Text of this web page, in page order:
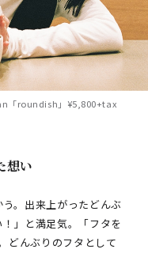
「roundish」¥5,800+tax
想い
。出来上がったどんぶ
」と満足気。「フタを
どんぶりのフタとして